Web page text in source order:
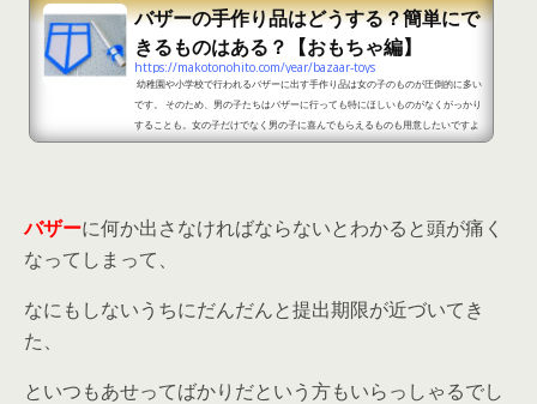
バザーの手作り品はどうする？簡単にで
きるものはある？【おもちゃ編】
https://makotonohito.com/year/bazaar-toys
幼稚園や小学校で行われるバザーに出す手作り品は女の子のものが圧倒的に多い
です。 そのため、男の子たちはバザーに行っても特にほしいものがなくがっかり
することも。女の子だけでなく男の子に喜んでもらえるものも用意したいですよ
ね。 男の子がバザーでほしいと言ってくれる手作り品にはどんなものがあるのだ
バザーに何か出さなければならないとわかると頭が痛く
なってしまって、
なにもしないうちにだんだんと提出期限が近づいてき
た、
といつもあせってばかりだという方もいらっしゃるでし